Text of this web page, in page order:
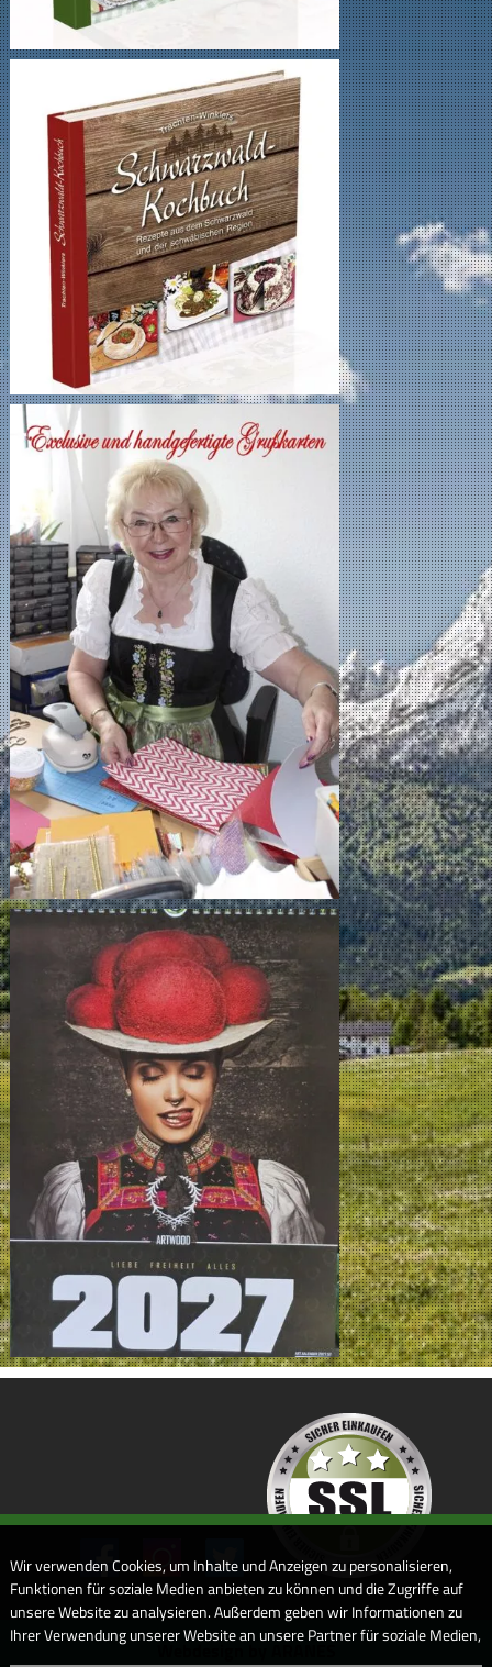
Webdesign by ARANES
Wir verwenden Cookies, um Inhalte und Anzeigen zu personalisieren,
Funktionen für soziale Medien anbieten zu können und die Zugriffe auf
unsere Website zu analysieren. Außerdem geben wir Informationen zu
Ihrer Verwendung unserer Website an unsere Partner für soziale Medien,